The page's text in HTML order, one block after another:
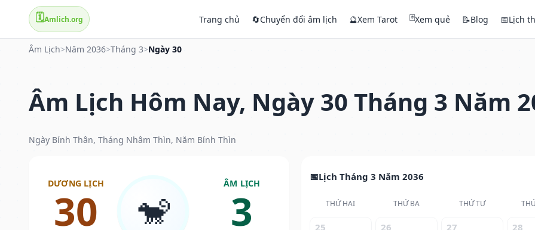
🗓️Amlich.org Trang chủ 🔄Chuyển đổi âm lịch 🔮Xem Tarot 🃏Xem quẻ 📝Blog 📅Lịch
Âm Lịch>Năm 2036>Tháng 3>Ngày 30
Âm Lịch Hôm Nay, Ngày 30 Tháng 3 Năm
Ngày Bính Thân, Tháng Nhâm Thìn, Năm Bính Thìn
DƯƠNG LỊCH
30 🐒
ÂM LỊCH
3
Lịch Tháng 3 Năm 2036
THỨ HAI THỨ BA THỨ TƯ
25 26 27 28